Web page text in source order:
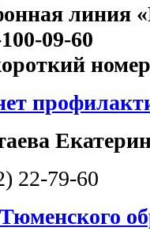
линия
09-60
22-79-60